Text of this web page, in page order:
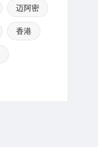
迈阿密
香港